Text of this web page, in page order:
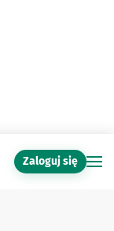
Zaloguj się